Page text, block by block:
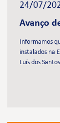
24/07/
Avanço
Informamos
instalados na
Luís dos